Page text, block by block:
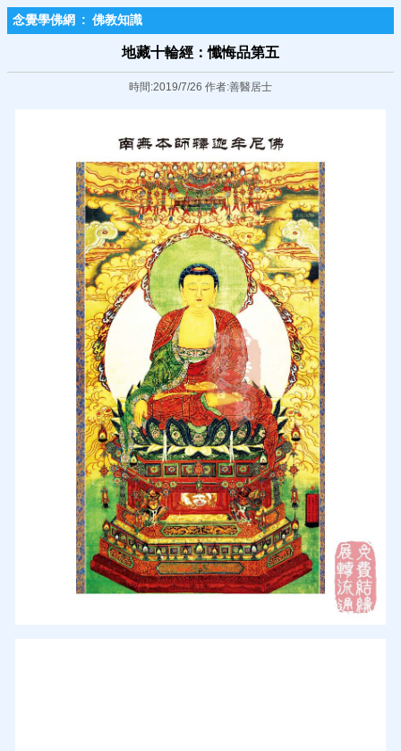
念覺學佛網 : 佛教知識
地藏十輪經：懺悔品第五
時間:2019/7/26 作者:善醫居士